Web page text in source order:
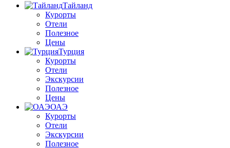
Тайланд
Курорты
Отели
Полезное
Цены
Турция
Курорты
Отели
Экскурсии
Полезное
Цены
ОАЭ
Курорты
Отели
Экскурсии
Полезное